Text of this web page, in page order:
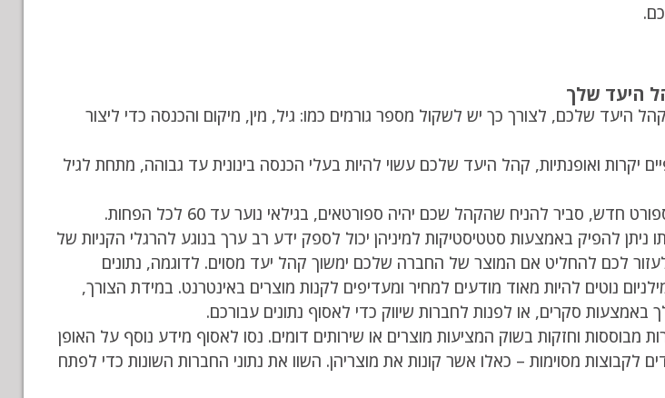
היעד שלכם, לצורך כך יש לשקול מספר גורמים כמו: גיל, מין, מיקום והכנסה כדי ליצור
ואופנתיות, קהל היעד שלכם עשוי להיות בעלי הכנסה בינונית עד גבוהה, מתחת לגיל
סביר להניח שהקהל שכם יהיה ספורטאים, בגילאי נוער עד 60 לכל הפחות.
ניתן להפיק באמצעות סטטיסטיקות למיניהן יכול לספק ידע רב ערך בנוגע להרגלי הקניות של
לכם להחליט אם המוצר של החברה שלכם ימשוך קהל יעד מסוים. לדוגמה, נתונים
נוטים להיות מאוד מודעים למחיר ומעדיפים לקנות מוצרים באינטרנט. במידת הצורך,
באמצעות סקרים, או לפנות לחברות שיווק כדי לאסוף נתונים עבורכם.
מבוססות וחזקות בשוק המציעות מוצרים או שירותים דומים. נסו לאסוף מידע נוסף על האופן
לקבוצות מסוימות – כאלו אשר קונות את מוצריהן. השוו את נתוני החברות השונות כדי לפתח